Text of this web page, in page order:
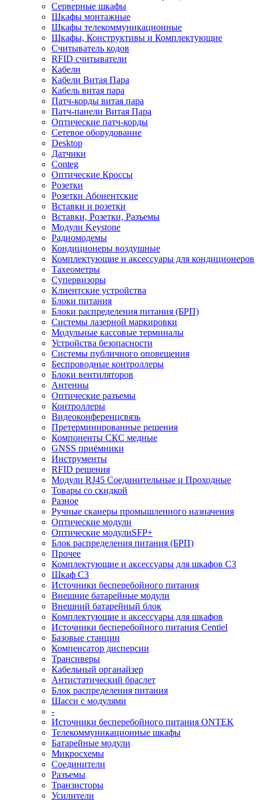
Серверные шкафы
Шкафы монтажные
Шкафы телекоммуникационные
Шкафы, Конструктивы и Комплектующие
Считыватель кодов
RFID считыватели
Кабели
Кабели Витая Пара
Кабель витая пара
Патч-корды витая пара
Патч-панели Витая Пара
Оптические патч-корды
Сетевое оборудование
Desktop
Датчики
Conteg
Оптические Кроссы
Розетки
Розетки Абонентские
Вставки и розетки
Вставки, Розетки, Разъемы
Модули Keystone
Радиомодемы
Кондиционеры воздушные
Комплектующие и аксессуары для кондиционеров
Тахеометры
Супервизоры
Клиентские устройства
Блоки питания
Блоки распределения питания (БРП)
Системы лазерной маркировки
Модульные кассовые терминалы
Устройства безопасности
Системы публичного оповещения
Беспроводные контроллеры
Блоки вентиляторов
Антенны
Оптические разъемы
Контроллеры
Видеоконференцсвязь
Претерминированные решения
Компоненты СКС медные
GNSS приёмники
Инструменты
RFID решения
Модули RJ45 Соединительные и Проходные
Товары со скидкой
Разное
Ручные сканеры промышленного назначения
Оптические модули
Оптические модулиSFP+
Блок распределения питания (БРП)
Прочее
Комплектующие и аксессуары для шкафов C3
Шкаф C3
Источники бесперебойного питания
Внешние батарейные модули
Внешний батарейный блок
Комплектующие и аксессуары для шкафов
Источники бесперебойного питания Centiel
Базовые станции
Компенсатор дисперсии
Трансиверы
Кабельный органайзер
Антистатический браслет
Блок распределения питания
Шасси с модулями
-
Источники бесперебойного питания ONTEK
Телекоммуникационные шкафы
Батарейные модули
Микросхемы
Соединители
Разъемы
Транзисторы
Усилители